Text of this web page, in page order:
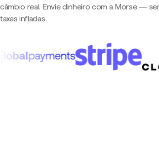
câmbio real. Envie dinheiro com a Morse —
taxas infladas.